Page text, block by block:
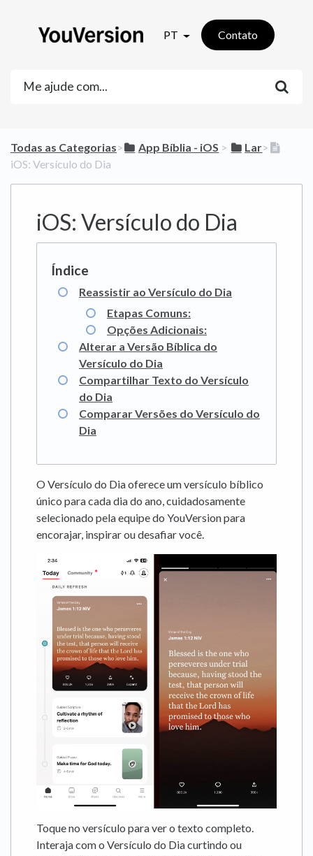
PT Contato
Todas as Categorias​>​ ​App Bíblia - iOS ​ > ​ ​Lar​>​
iOS: Versículo do Dia
iOS: Versículo do Dia
Reassistir ao Versículo do Dia
Etapas Comuns:
Opções Adicionais:
Alterar a Versão Bíblica do
Versículo do Dia
Compartilhar Texto do Versículo
do Dia
Comparar Versões do Versículo do
Dia
O Versículo do Dia oferece um versículo bíblico
único para cada dia do ano, cuidadosamente
selecionado pela equipe do YouVersion para
encorajar, inspirar ou desafiar você.
Toque no versículo para ver o texto completo.
Interaja com o Versículo do Dia curtindo ou